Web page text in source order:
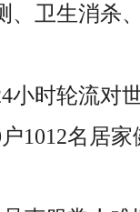
、卫生消杀
小时轮流对
1012名居家